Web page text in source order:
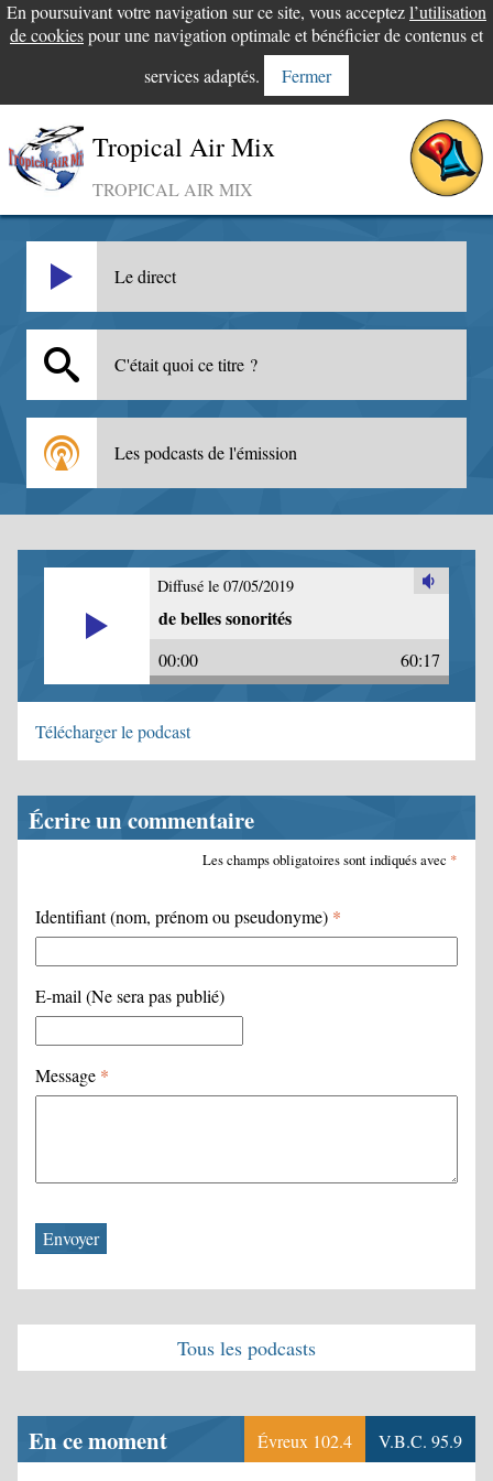
En poursuivant votre navigation sur ce site, vous acceptezl’utilisation
de cookiespour une navigation optimale et bénéficier de contenus et
services adaptés.
Fermer
Tropical Air Mix
TROPICAL AIR MIX
Le direct
C'était quoi ce titre ?
Les podcasts de l'émission
Diffusé le 07/05/2019
de belles sonorités
00:00 60:17
Télécharger le podcast
Écrire un commentaire
Les champs obligatoires sont indiqués avec *
Identifiant (nom, prénom ou pseudonyme) *
E-mail (Ne sera pas publié)
Message *
Tous les podcasts
En ce moment Évreux 102.4 V.B.C. 95.9